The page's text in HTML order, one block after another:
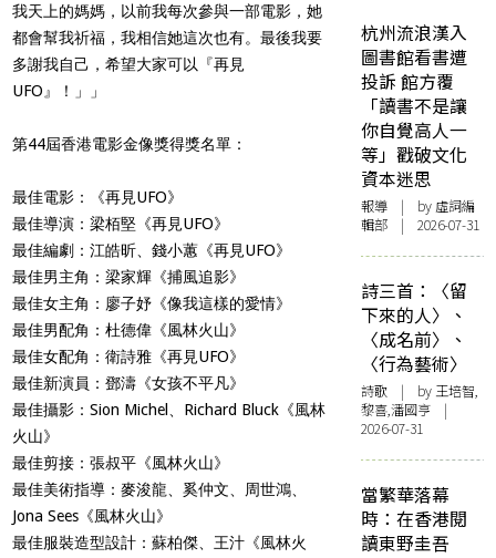
我天上的媽媽，以前我每次參與一部電影，她
都會幫我祈福，我相信她這次也有。最後我要
多謝我自己，希望大家可以『再見
UFO』！」」
第44屆香港電影金像獎得獎名單：
最佳電影：《再見UFO》
最佳導演：梁栢堅《再見UFO》
最佳編劇：江皓昕、錢小蕙《再見UFO》
最佳男主角：梁家輝《捕風追影》
最佳女主角：廖子妤《像我這樣的愛情》
最佳男配角：杜德偉《風林火山》
最佳女配角：衛詩雅《再見UFO》
最佳新演員：鄧濤《女孩不平凡》
最佳攝影：Sion Michel、Richard Bluck《風林
火山》
最佳剪接：張叔平《風林火山》
最佳美術指導：麥浚龍、奚仲文、周世鴻、
Jona Sees《風林火山》
最佳服裝造型設計：蘇柏傑、王汁《風林火
杭州流浪漢入
圖書館看書遭
投訴 館方覆
「讀書不是讓
你自覺高人一
等」戳破文化
資本迷思
報導 | by 虛詞編
輯部 | 2026-07-31
詩三首：〈留
下來的人〉、
〈成名前〉、
〈行為藝術〉
詩歌 | by 王培智,
黎喜,潘國亨 |
2026-07-31
當繁華落幕
時：在香港閱
讀東野圭吾